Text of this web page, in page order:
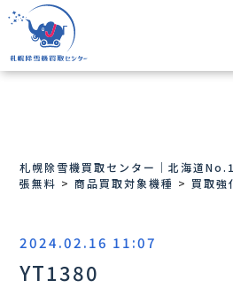
札幌除雪機買取センター｜北海道
張無料 >商品買取対象機種 > 買取強
2024.02.16 11:07
YT1380